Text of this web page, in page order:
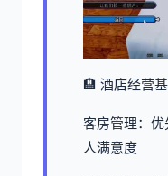
🏨 酒店经营
客房管理：
人满意度